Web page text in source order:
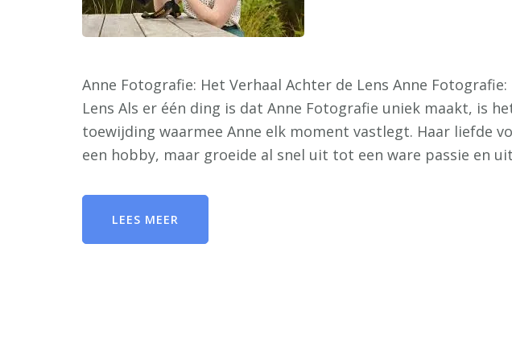
Anne Fotografie: Het Verhaal Achter de Lens Anne
Lens Als er één ding is dat Anne Fotografie uniek maakt, is
toewijding waarmee Anne elk moment vastlegt. Haar liefde
een hobby, maar groeide al snel uit tot een ware passie en
LEES MEER